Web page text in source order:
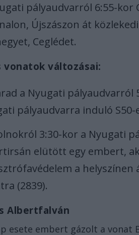
pályaudvarról 6:55-kor
Újszászon át
Ceglédet.
vonatok változásai:
a Nyugati
pályaudvarra induló S50-
3:30-kor a Nyugati
elütött egy embert,
a
(2839).
Albertfalván
esete embert gázolt a vonat